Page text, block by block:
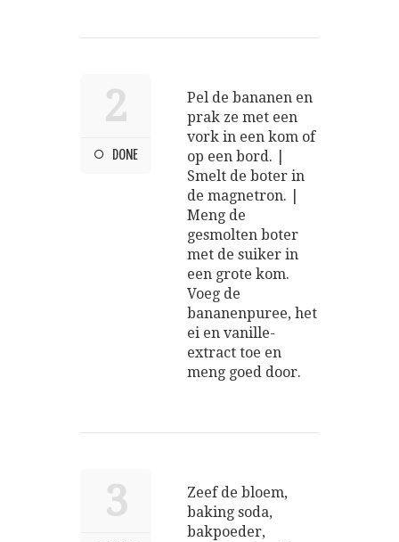
2
DONE
Pel de bananen en
prak ze met een
vork in een kom of
op een bord. |
Smelt de boter in
de magnetron. |
Meng de
gesmolten boter
met de suiker in
een grote kom.
Voeg de
bananenpuree, het
ei en vanille-
extract toe en
meng goed door.
3
Zeef de bloem,
baking soda,
bakpoeder,